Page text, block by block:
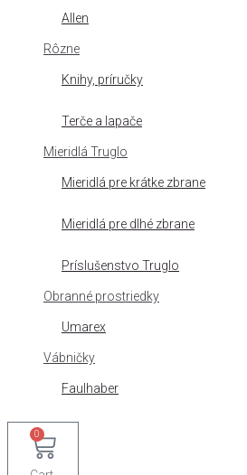
Allen
Rôzne
Knihy, príručky
Terče a lapače
Mieridlá Truglo
Mieridlá pre krátke zbrane
Mieridlá pre dlhé zbrane
Príslušenstvo Truglo
Obranné prostriedky
Umarex
Vábničky
Faulhaber
0